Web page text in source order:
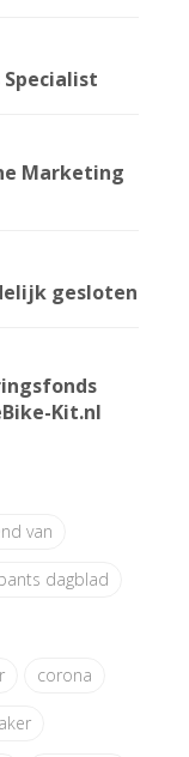
Marketing
gesloten
Kit.nl
van
dagblad
corona